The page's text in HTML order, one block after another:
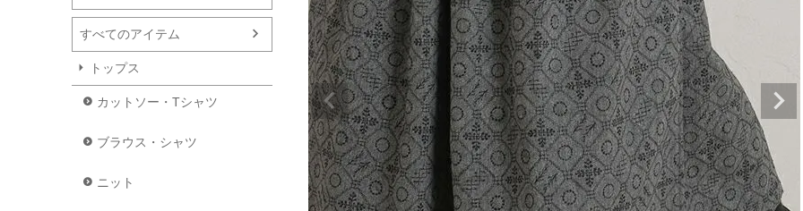
すべてのアイテム
トップス
カットソー・Tシャツ
ブラウス・シャツ
ニット